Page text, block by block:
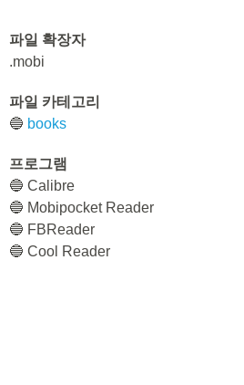
파일 확장자
.mobi
파일 카테고리
🔵 books
프로그램
🔵 Calibre
🔵 Mobipocket Reader
🔵 FBReader
🔵 Cool Reader